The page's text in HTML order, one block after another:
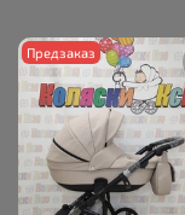
Предзаказ